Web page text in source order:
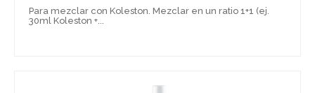
Para mezclar con Koleston. Mezclar en un ratio 1+1 (ej.
30ml Koleston +...